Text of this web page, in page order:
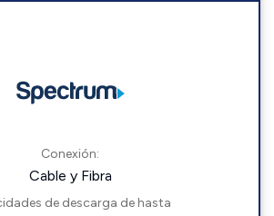
Conexión:
Cable y Fibra
de descarga de hasta